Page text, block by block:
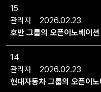
15
호반 그룹의 오픈이노베이션
관리자 2026.02.23
14
현대자동차 그룹의 오픈이
관리자 2026.02.23